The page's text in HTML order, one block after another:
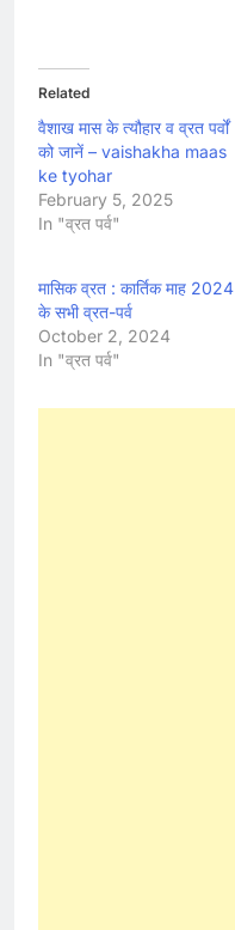
Related
वैशाख मास के त्यौहार व व्रत पर्वों
को जानें – vaishakha maas
ke tyohar
February 5, 2025
In "व्रत पर्व"
मासिक व्रत : कार्तिक माह 2024
के सभी व्रत-पर्व
October 2, 2024
In "व्रत पर्व"